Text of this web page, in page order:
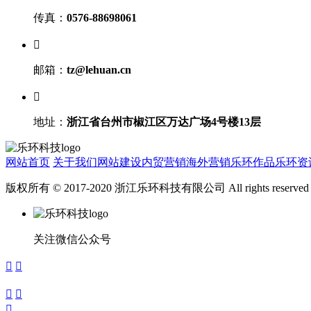
传真： 0576-88698061

邮箱： tz@lehuan.cn

地址： 浙江省台州市椒江区万达广场4号楼13层
网站首页 关于我们网站建设内贸营销海外营销乐环作品乐环资
版权所有 © 2017-2020 浙江乐环科技有限公司 All rights reserved
关注微信公众号
 
 